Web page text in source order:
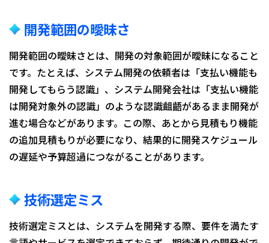
開発範囲の曖昧さ
開発範囲の曖昧さとは、開発の対象範囲が曖昧になること
です。たとえば、システム開発の依頼者は「支払い機能も
開発してもらう認識」、システム開発会社は「支払い機能
は開発対象外の認識」のような認識齟齬があるまま開発が
進む場合などがあります。この際、あとから見積もり機能
の追加見積もりが必要になり、結果的に開発スケジュール
の遅延や予算超過につながることがあります。
技術選定ミス
技術選定ミスとは、システムを開発する際、要件を満たす